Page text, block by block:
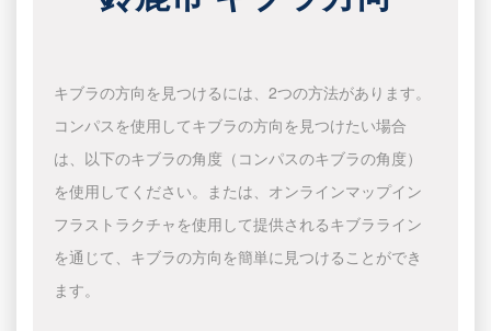
キブラの方向を見つけるには、2つの方法があります。
コンパスを使用してキブラの方向を見つけたい場合
は、以下のキブラの角度（コンパスのキブラの角度）
を使用してください。または、オンラインマップイン
フラストラクチャを使用して提供されるキブラライン
を通じて、キブラの方向を簡単に見つけることができ
ます。